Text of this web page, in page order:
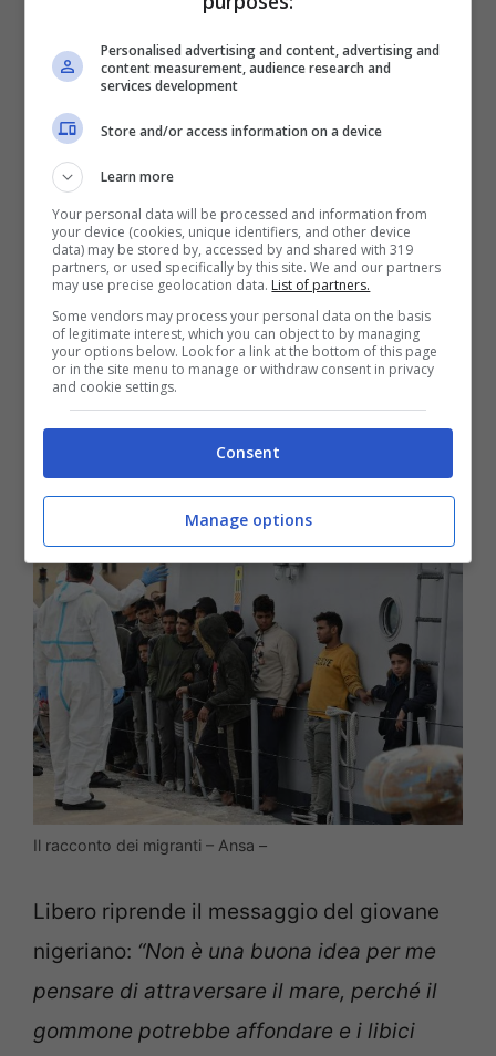
rappresentanti delle Ong hanno interrotto
violentemente al “Festival dei diritti umani”
di Napoli, certificando che gli unici ad
avere diritti sono loro. Il docu-film è basato
sull’omonimo libro, sempre di Severgnini,
cresciuto in radio antagoniste, “ma con
questa sinistra parlamentare”,dice a
Libero, “non ho nulla a che vedere, e
comunque sono un professionista
indipendente”, vuole sottolineare.
“Il messaggio della Meloni
ha raggiunto i migranti”
Il racconto dei migranti – Ansa –
Libero riprende il messaggio del giovane
nigeriano: “Non è una buona idea per me
pensare di attraversare il mare, perché il
gommone potrebbe affondare e i libici
Personalised advertising and content, advertising and
content measurement, audience research and
services development
Store and/or access information on a device
Learn more
Your personal data will be processed and information from
your device (cookies, unique identifiers, and other device
data) may be stored by, accessed by and shared with 319
partners, or used specifically by this site. We and our partners
may use precise geolocation data. List of partners.
Some vendors may process your personal data on the basis
of legitimate interest, which you can object to by managing
your options below. Look for a link at the bottom of this page
or in the site menu to manage or withdraw consent in privacy
and cookie settings.
Consent
Manage options